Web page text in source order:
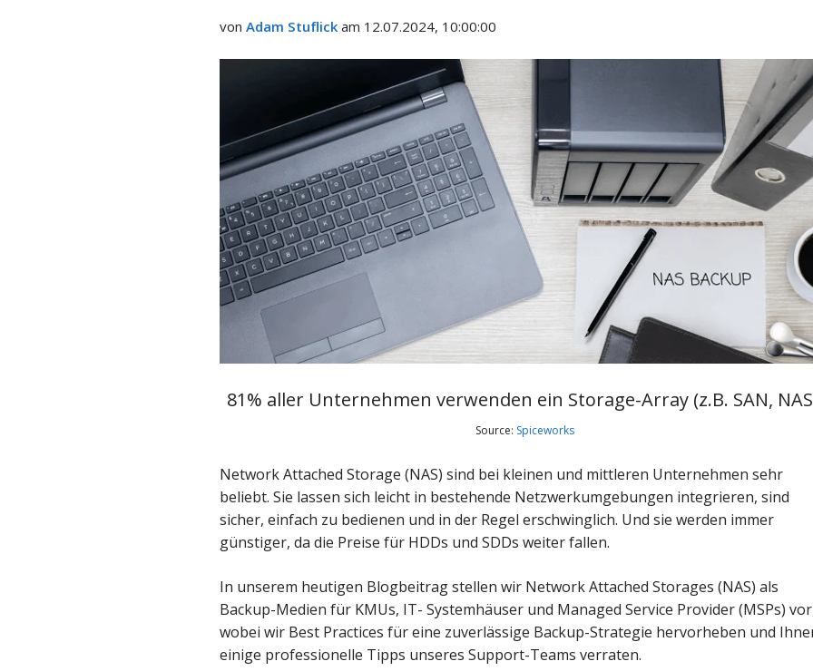
vonAdam Stuflickam 12.07.2024, 10:00:00
81% aller Unternehmen verwenden ein Storage-Array (z.B. SAN,
Source: Spiceworks
Network Attached Storage (NAS) sind bei kleinen und mittleren Unternehmen sehr
beliebt. Sie lassen sich leicht in bestehende Netzwerkumgebungen integrieren, sind
sicher, einfach zu bedienen und in der Regel erschwinglich. Und sie werden immer
günstiger, da die Preise für HDDs und SDDs weiter fallen.
In unserem heutigen Blogbeitrag stellen wir Network Attached Storages (NAS) als
Backup-Medien für KMUs, IT- Systemhäuser und Managed Service Provider (MSPs)
wobei wir Best Practices für eine zuverlässige Backup-Strategie hervorheben und
einige professionelle Tipps unseres Support-Teams verraten.